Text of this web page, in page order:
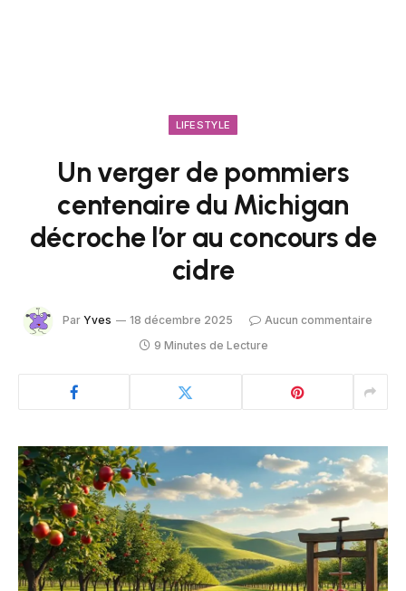
LIFESTYLE
Un verger de pommiers
centenaire du Michigan
décroche l’or au concours de
cidre
Par Yves 18 décembre 2025
Aucun commentaire
9 Minutes de Lecture